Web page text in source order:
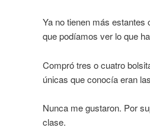
Ya no tienen más estantes
que podíamos ver lo que
Compró tres o cuatro
únicas que conocía eran
Nunca me gustaron. Por
clase.